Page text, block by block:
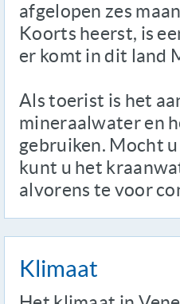
afgelopen zes
Koorts heerst, is
er komt in dit land
Als toerist is het
mineraalwater en
gebruiken. Mocht
kunt u het
alvorens te voor
Klimaat